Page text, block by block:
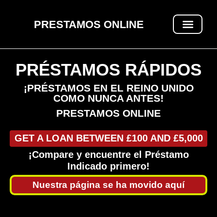
PRESTAMOS ONLINE
PRÉSTAMOS RÁPIDOS
¡PRÉSTAMOS EN EL REINO UNIDO
COMO NUNCA ANTES!
PRESTAMOS ONLINE
GET A LOAN BETWEEN £100 AND £5,000
¡Compare y encuentre el Préstamo
Indicado primero!
Nuestra página se ha movido aquí